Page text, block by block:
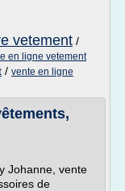
vetement /
en ligne vetement
/ vente en ligne
Johanne, vente
de